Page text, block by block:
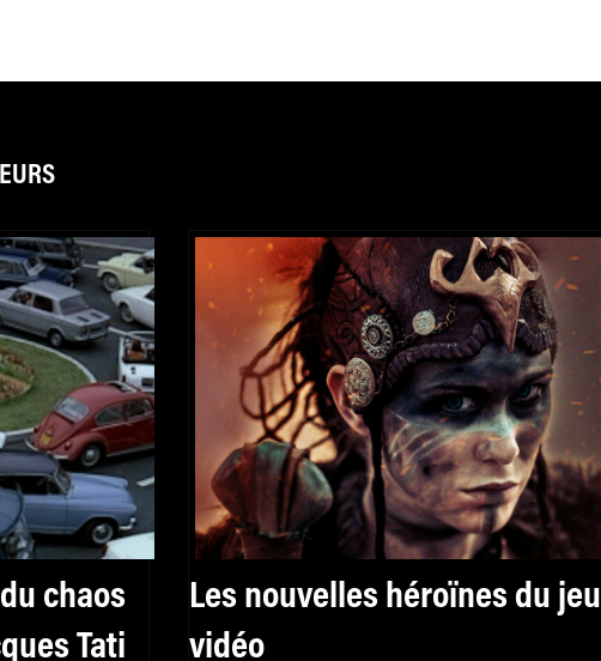
chaos
Tati
Les nouvelles héroïnes du jeu
vidéo